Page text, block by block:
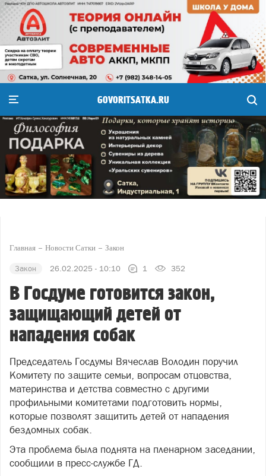
GOVORITSATKA.RU
Главная Новости Сатки Закон
Закон 26.02.2025 - 10:10 1 352
В Госдуме готовится закон,
защищающий детей от
нападения собак
Председатель Госдумы Вячеслав Володин поручил
Комитету по защите семьи, вопросам отцовства,
материнства и детства совместно с другими
профильными комитетами подготовить нормы,
которые позволят защитить детей от нападения
бездомных собак.
Эта проблема была поднята на пленарном заседании,
сообщили в пресс-службе ГД.